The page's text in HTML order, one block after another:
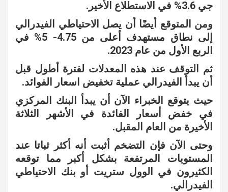
جي 3.6% في الاستطلاع الأخير.
ومن المتوقع أيضًا أن يصل الاحتياطي الفيدرالي
إلى نطاق مستهدف أعلى من 4.75- 5% في
الربع الأول من عام 2023.
ثم التوقف عند هذه المعدلات لفترة أطول قبل
أن يبدأ الفيدرالي عملية تخفيض اسعار الفوائد.
حيث يتوقع الخبراء الآن أن يبدأ البنك المركزي
في خفض أسعار الفائدة في الأشهر الثلاثة
الأخيرة من العام المقبل.
وحتى الآن فإن التضخم أثبت أنه أكثر ثباتا عند
المستويات المرتفعة بشكل أكبر مما توقعه
الكثيرون في الوول ستريت أو بنك الاحتياطي
الفيدرالي.